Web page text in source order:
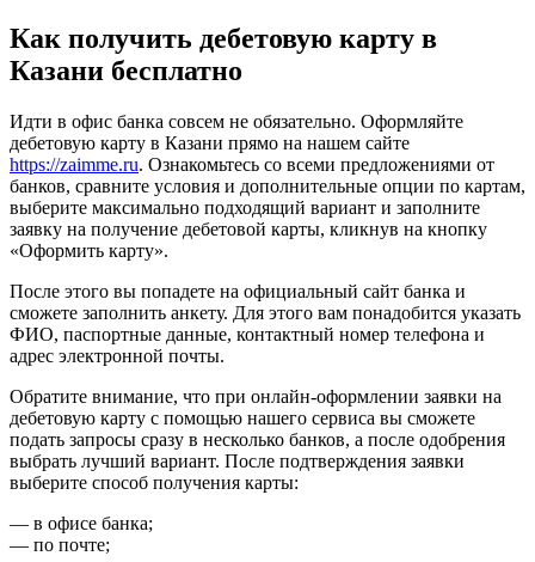
Как получить дебетовую карту в
Казани бесплатно
Идти в офис банка совсем не обязательно. Оформляйте
дебетовую карту в Казани прямо на нашем сайте
https://zaimme.ru. Ознакомьтесь со всеми предложениями от
банков, сравните условия и дополнительные опции по картам,
выберите максимально подходящий вариант и заполните
заявку на получение дебетовой карты, кликнув на кнопку
«Оформить карту».
После этого вы попадете на официальный сайт банка и
сможете заполнить анкету. Для этого вам понадобится указать
ФИО, паспортные данные, контактный номер телефона и
адрес электронной почты.
Обратите внимание, что при онлайн-оформлении заявки на
дебетовую карту с помощью нашего сервиса вы сможете
подать запросы сразу в несколько банков, а после одобрения
выбрать лучший вариант. После подтверждения заявки
выберите способ получения карты:
— в офисе банка;
— по почте;